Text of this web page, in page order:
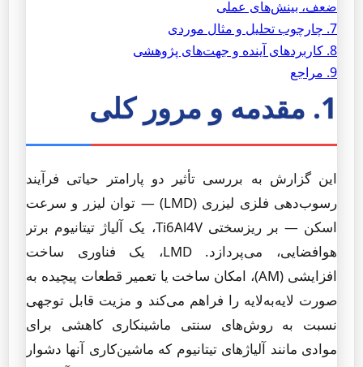
ضعف، بینش‌های عملی
7. چارچوب تحلیل و مثال موردی
8. کاربردهای آینده و جهت‌های پژوهشی
9. مراجع
1. مقدمه و مرور کلی
این گزارش به بررسی تأثیر دو پارامتر حیاتی فرآیند
رسوب‌دهی فلزی لیزری (LMD) — توان لیزر و سرعت
اسکن — بر ریزسختی Ti6Al4V، یک آلیاژ تیتانیوم برتر
هوافضایی، می‌پردازد. LMD، یک فناوری ساخت
افزایشی (AM)، امکان ساخت یا تعمیر قطعات پیچیده به
صورت لایه‌به‌لایه را فراهم می‌کند و مزیت قابل توجهی
نسبت به روش‌های سنتی ماشینکاری کاهشی برای
موادی مانند آلیاژهای تیتانیوم که ماشین‌کاری آنها دشوار